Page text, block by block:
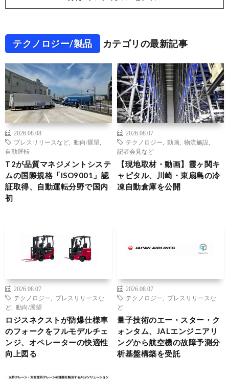
テクノロジー/製品 カテゴリの最新記事
2026.08.08
プレスリリースなど
動向/展望
自動運転
T2が品質マネジメントシステ
ムの国際規格「ISO9001」認
証取得、自動運転分野で国内
初
2026.08.07
テクノロジー
動画 物流施設
記者会見など
【現地取材・動画】霞ヶ関キ
ャピタル、川崎・東扇島の冷
凍自動倉庫を公開
2026.08.07
テクノロジー
プレスリリースな
ど
動向/展望
ロジスネクストが防爆仕様車
のフォークをフルモデルチェ
ンジ、オペレーターの快適性
向上図る
2026.08.07
テクノロジー
プレスリリースな
ど
量子技術のエー・スター・ク
ォンタム、JALエンジニアリ
ングから航空機の故障予測分
析基盤構築を受託